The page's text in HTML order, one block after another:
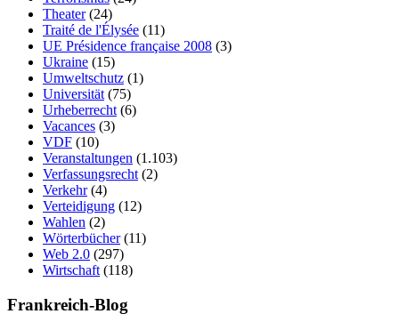
Theater(24)
Traité de l'Élysée (11)
UE Présidence française 2008 (3)
Ukraine (15)
Umweltschutz (1)
Universität (75)
Urheberrecht (6)
Vacances (3)
VDF (10)
Veranstaltungen (1.103)
Verfassungsrecht (2)
Verkehr(4)
Verteidigung (12)
Wahlen (2)
Wörterbücher(11)
Web 2.0 (297)
Wirtschaft (118)
Frankreich-Blog